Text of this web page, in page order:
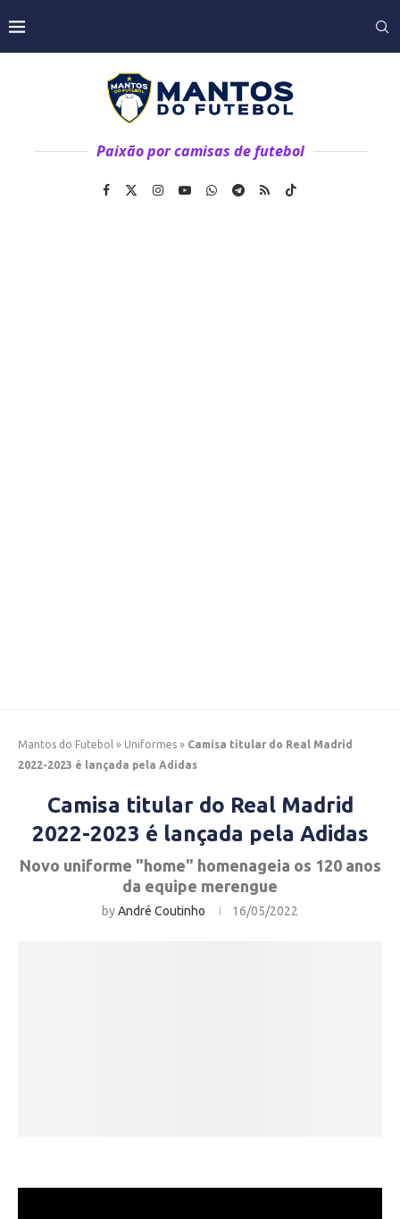
Paixão por camisas de futebol
Mantos do Futebol » Uniformes » Camisa titular do Real Madrid
2022-2023 é lançada pela Adidas
Camisa titular do Real Madrid
2022-2023 é lançada pela Adidas
Novo uniforme "home" homenageia os 120 anos
da equipe merengue
byAndré Coutinho 16/05/2022